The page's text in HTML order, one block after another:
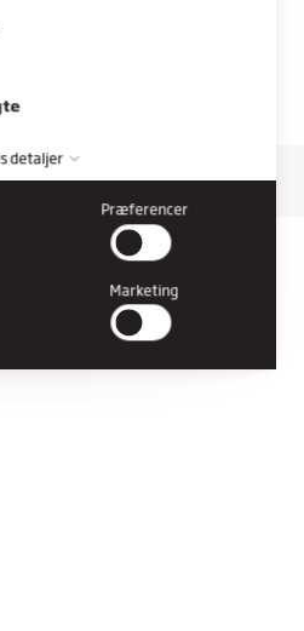
analysepartnere. Vores
disse data med andre
dem, eller som de har
detaljer
med at gøre en hjemmeside
funktioner såsom
sikre områder af hjemmesiden.
ordentligt uden disse cookies.
Præferencer
Marketing
rights reserved.